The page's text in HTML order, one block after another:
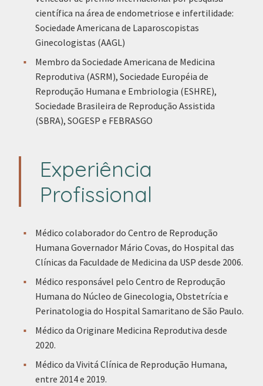
científica na área de endometriose e infertilidade:
Sociedade Americana de Laparoscopistas
Ginecologistas (AAGL)
Membro da Sociedade Americana de Medicina
Reprodutiva (ASRM), Sociedade Européia de
Reprodução Humana e Embriologia (ESHRE),
Sociedade Brasileira de Reprodução Assistida
(SBRA), SOGESP e FEBRASGO
Experiência
Profissional
Médico colaborador do Centro de Reprodução
Humana Governador Mário Covas, do Hospital das
Clínicas da Faculdade de Medicina da USP desde 2006.
Médico responsável pelo Centro de Reprodução
Humana do Núcleo de Ginecologia, Obstetrícia e
Perinatologia do Hospital Samaritano de São Paulo.
Médico da Originare Medicina Reprodutiva desde
2020.
Médico da Vivitá Clínica de Reprodução Humana,
entre 2014 e 2019.